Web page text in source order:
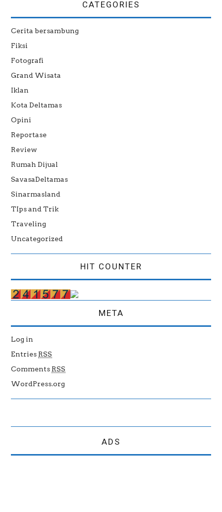
CATEGORIES
Cerita bersambung
Fiksi
Fotografi
Grand Wisata
Iklan
Kota Deltamas
Opini
Reportase
Review
Rumah Dijual
SavasaDeltamas
Sinarmasland
TIps and Trik
Traveling
Uncategorized
HIT COUNTER
META
Log in
Entries RSS
Comments RSS
WordPress.org
ADS